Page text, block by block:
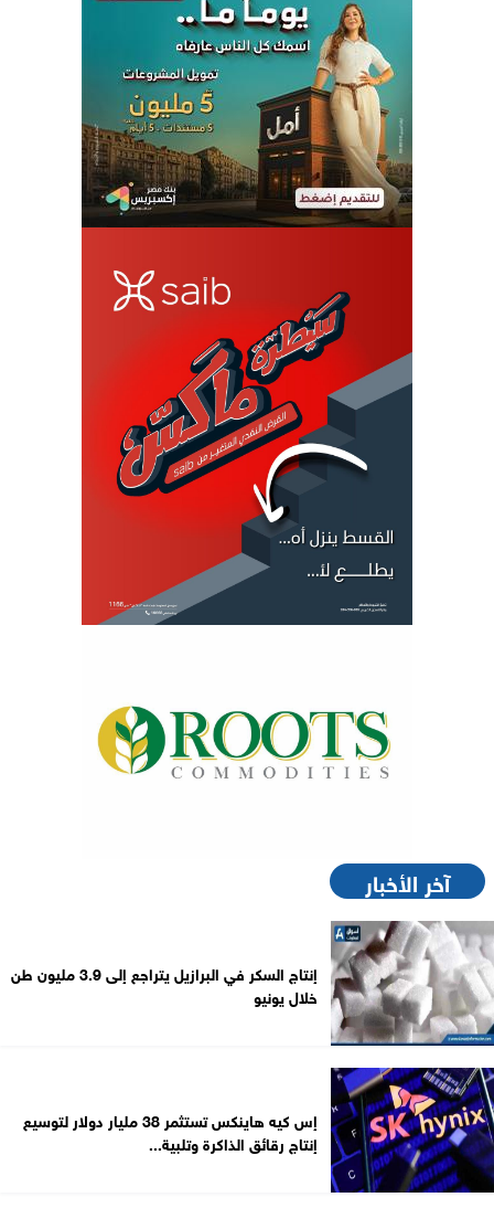
آخر الأخبار
إنتاج السكر في البرازيل يتراجع إلى 3.9 مليون طن
خلال يونيو
إس كيه هاينكس تستثمر 38 مليار دولار لتوسيع
إنتاج رقائق الذاكرة وتلبية...